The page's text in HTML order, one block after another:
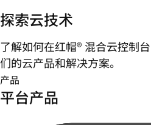
探索云技术
了解如何在红帽® 混合云控制
们的云产品和解决方案。
产品
平台产品